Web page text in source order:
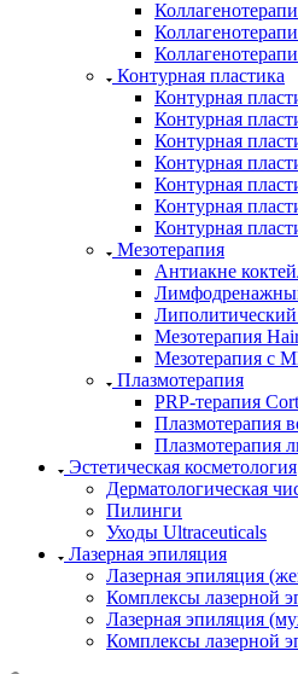
Контурная пластика
Контурная
Контурная
Контурная
Контурная
Контурная
Контурная
Контурная
Мезотерапия
Антиакне
Липолитический
Мезотерапия
Мезотерапия с
Плазмотерапия
PRP-терапия
Плазмотерапия
Плазмотерапия
Эстетическая косметология
Дерматологическая
Пилинги
Уходы Ultraceuticals
Лазерная эпиляция
Лазерная эпиляция
Комплексы лазерной
Лазерная эпиляция
Комплексы лазерной